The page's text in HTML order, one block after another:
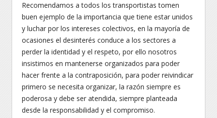
Recomendamos a todos los transportistas tomen
buen ejemplo de la importancia que tiene estar unidos
y luchar por los intereses colectivos, en la mayoría de
ocasiones el desinterés conduce a los sectores a
perder la identidad y el respeto, por ello nosotros
insistimos en mantenerse organizados para poder
hacer frente a la contraposición, para poder reivindicar
primero se necesita organizar, la razón siempre es
poderosa y debe ser atendida, siempre planteada
desde la responsabilidad y el compromiso.